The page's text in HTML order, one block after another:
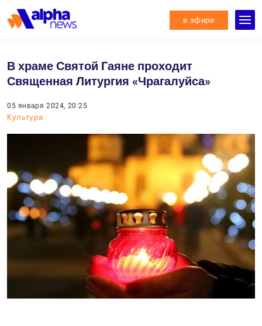
в эфире
В храме Святой Гаяне проходит
Священная Литургия «Чрагалуйса»
05 января 2024, 20:25
Культура